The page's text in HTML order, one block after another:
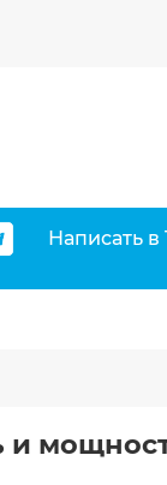
Написать в
и